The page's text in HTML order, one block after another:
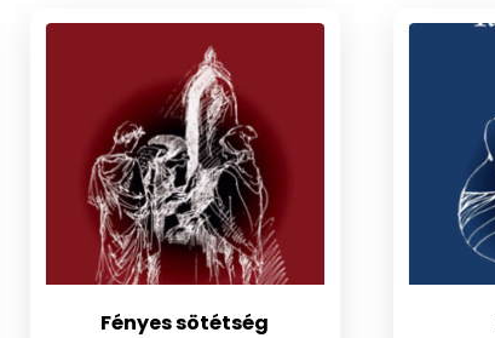
Fényes sötétség